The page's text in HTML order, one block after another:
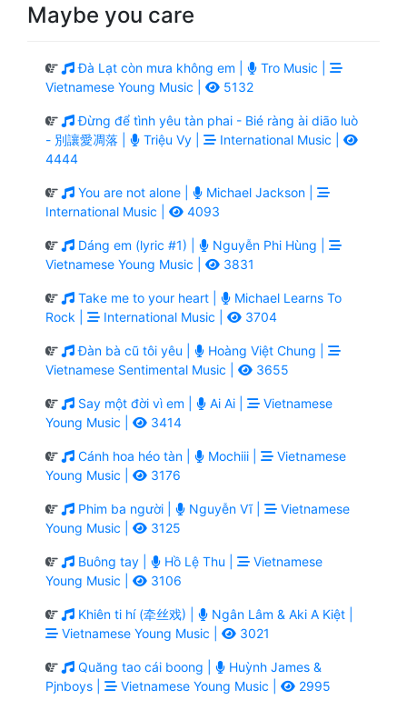
Maybe you care
Đà Lạt còn mưa không em |
Tro Music |
Vietnamese Young Music |
5132
Đừng để tình yêu tàn phai - Bié ràng ài diāo luò
- 別讓愛凋落 |
Triệu Vy |
International Music |
4444
You are not alone |
Michael Jackson |
International Music |
4093
Dáng em (lyric #1) |
Nguyễn Phi Hùng |
Vietnamese Young Music |
3831
Take me to your heart |
Michael Learns To
Rock |
International Music | 3704
Đàn bà cũ tôi yêu |
Hoàng Việt Chung |
Vietnamese Sentimental Music |
3655
Say một đời vì em | Ai Ai |
Vietnamese
Young Music |
3414
Cánh hoa héo tàn | Mochiii |
Vietnamese
Young Music |
3176
Phim ba người | Nguyễn Vĩ |
Vietnamese
Young Music |
3125
Buông tay | Hồ Lệ Thu |
Vietnamese
Young Music |
3106
Khiên ti hí (牵丝戏) |
Ngân Lâm & Aki A Kiệt |
Vietnamese Young Music |
3021
Quăng tao cái boong |
Huỳnh James &
Pjnboys |
Vietnamese Young Music | 2995